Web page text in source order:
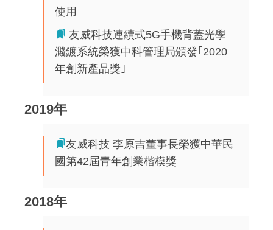
使用
友威科技連續式5G手機背蓋光學
濺鍍系統榮獲中科管理局頒發｢2020
年創新產品獎｣
2019年
友威科技 李原吉董事長榮獲中華民
國第42屆青年創業楷模獎
2018年